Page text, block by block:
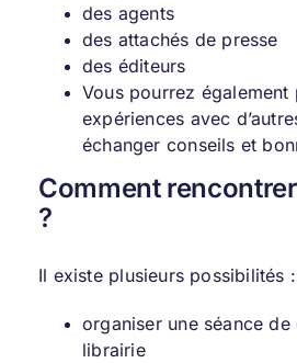
des agents
des attachés de presse
des éditeurs
Vous pourrez également
expériences avec
échanger conseils et
Comment
?
Il existe plusieurs possibilités :
organiser une séance de
librairie